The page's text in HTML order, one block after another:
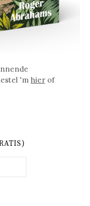
'm hierof